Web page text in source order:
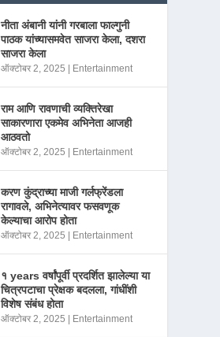
नीता अंबानी यांनी गरबाला फाल्गुनी
पाठक यांच्यासमवेत साजरा केला, दशरा
साजरा केला
ऑक्टोबर 2, 2025 Entertainment
राम आणि रावणाची व्यक्तिरेखा
साकारणारा एकमेव अभिनेता आजही
आठवतो
ऑक्टोबर 2, 2025 Entertainment
करण कुंद्राच्या माजी गर्लफ्रेंडला
रागावले, अभिनेत्यावर फसवणूक
केल्याचा आरोप होता
ऑक्टोबर 2, 2025 Entertainment
१ years वर्षांपूर्वी प्रदर्शित झालेल्या या
चित्रपटाचा प्रेक्षक बदलला, गांधींशी
विशेष संबंध होता
ऑक्टोबर 2, 2025 Entertainment